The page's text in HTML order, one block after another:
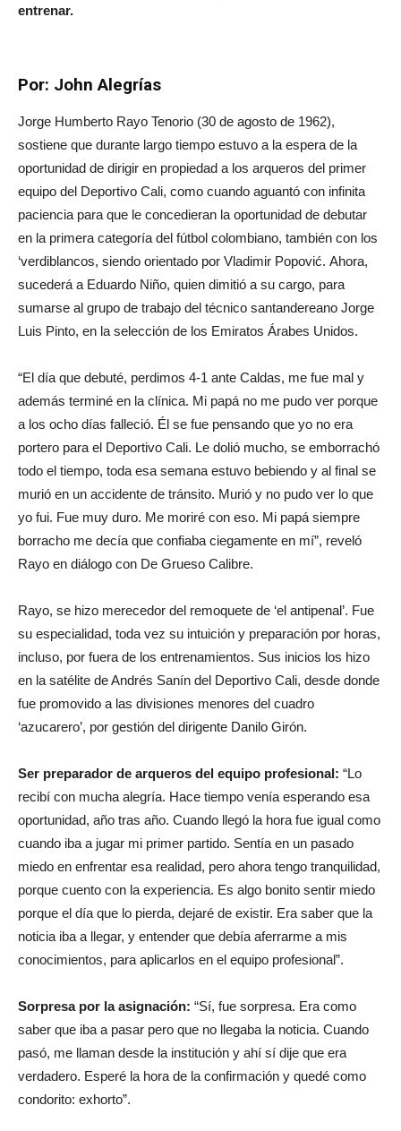
entrenar.
Por: John Alegrías
Jorge Humberto Rayo Tenorio (30 de agosto de 1962),
sostiene que durante largo tiempo estuvo a la espera de la
oportunidad de dirigir en propiedad a los arqueros del primer
equipo del Deportivo Cali, como cuando aguantó con infinita
paciencia para que le concedieran la oportunidad de debutar
en la primera categoría del fútbol colombiano, también con los
‘verdiblancos, siendo orientado por Vladimir Popović. Ahora,
sucederá a Eduardo Niño, quien dimitió a su cargo, para
sumarse al grupo de trabajo del técnico santandereano Jorge
Luis Pinto, en la selección de los Emiratos Árabes Unidos.
“El día que debuté, perdimos 4-1 ante Caldas, me fue mal y
además terminé en la clínica. Mi papá no me pudo ver porque
a los ocho días falleció. Él se fue pensando que yo no era
portero para el Deportivo Cali. Le dolió mucho, se emborrachó
todo el tiempo, toda esa semana estuvo bebiendo y al final se
murió en un accidente de tránsito. Murió y no pudo ver lo que
yo fui. Fue muy duro. Me moriré con eso. Mi papá siempre
borracho me decía que confiaba ciegamente en mí”, reveló
Rayo en diálogo con De Grueso Calibre.
Rayo, se hizo merecedor del remoquete de ‘el antipenal’. Fue
su especialidad, toda vez su intuición y preparación por horas,
incluso, por fuera de los entrenamientos. Sus inicios los hizo
en la satélite de Andrés Sanín del Deportivo Cali, desde donde
fue promovido a las divisiones menores del cuadro
‘azucarero’, por gestión del dirigente Danilo Girón.
Ser preparador de arqueros del equipo profesional: “Lo
recibí con mucha alegría. Hace tiempo venía esperando esa
oportunidad, año tras año. Cuando llegó la hora fue igual como
cuando iba a jugar mi primer partido. Sentía en un pasado
miedo en enfrentar esa realidad, pero ahora tengo tranquilidad,
porque cuento con la experiencia. Es algo bonito sentir miedo
porque el día que lo pierda, dejaré de existir. Era saber que la
noticia iba a llegar, y entender que debía aferrarme a mis
conocimientos, para aplicarlos en el equipo profesional”.
Sorpresa por la asignación: “Sí, fue sorpresa. Era como
saber que iba a pasar pero que no llegaba la noticia. Cuando
pasó, me llaman desde la institución y ahí sí dije que era
verdadero. Esperé la hora de la confirmación y quedé como
condorito: exhorto”.